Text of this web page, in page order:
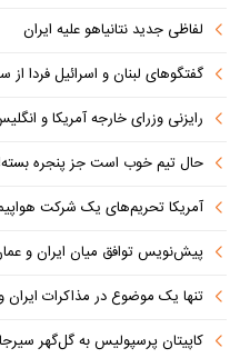
لفاظی جدید نتانیاهو علیه ایران
گفتگوهای لبنان و اسرائیل فردا
رایزنی وزرای خارجه آمریکا و
حال تیم خوب است جز پنجره
آمریکا تحریم‌های یک شرکت
پیش‌نویس توافق میان ایران و
تنها یک موضوع در مذاکرات
کاپیتان پرسپولیس به گل‌گهر